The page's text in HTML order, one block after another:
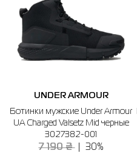
UNDER ARMOUR
Ботинки мужские Under Armour
UA Charged Valsetz Mid черные
3027382-001
7 190 ₴ 30%